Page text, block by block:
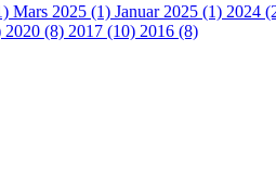
Mars 2025 (1) Januar 2025 (1) 2024
2020 (8) 2017 (10) 2016 (8)